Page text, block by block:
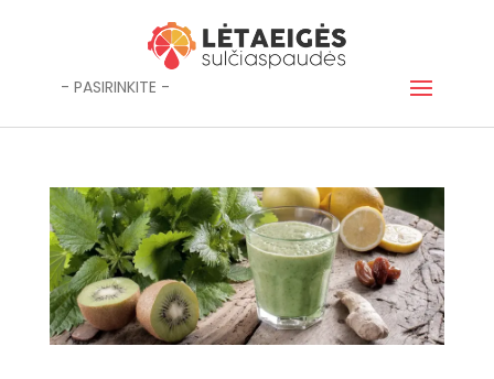
- PASIRINKITE -